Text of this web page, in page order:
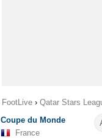
FootLive › Qatar Stars
Coupe du Monde
France